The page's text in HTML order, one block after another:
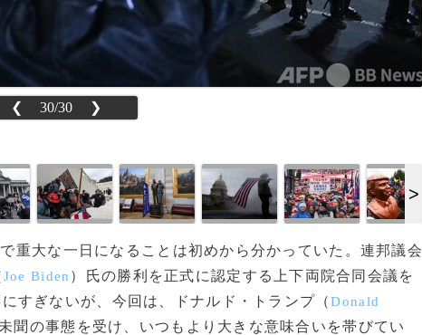
❮ 30/30 ❯
重大な一日になることは初めから分かっていた。連邦議会
Joe Biden ）氏の勝利を正式に認定する上下両院合同会議を
すぎないが、今回は、ドナルド・トランプ（Donald
聞の事態を受け、いつもより大きな意味合いを帯びてい